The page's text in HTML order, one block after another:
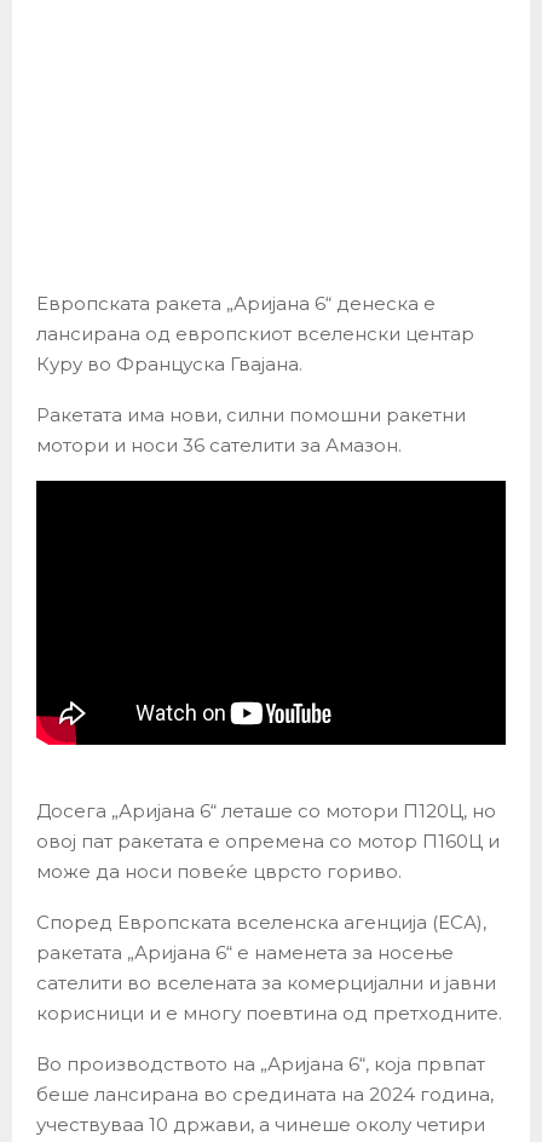
Европската ракета „Аријана 6“ денеска е
лансирана од европскиот вселенски центар
Куру во Француска Гвајана.
Ракетата има нови, силни помошни ракетни
мотори и носи 36 сателити за Амазон.
Досега „Аријана 6“ леташе со мотори П120Ц, но
овој пат ракетата е опремена со мотор П160Ц и
може да носи повеќе цврсто гориво.
Според Европската вселенска агенција (ЕСА),
ракетата „Аријана 6“ е наменета за носење
сателити во вселената за комерцијални и јавни
корисници и е многу поевтина од претходните.
Во производството на „Аријана 6“, која првпат
беше лансирана во средината на 2024 година,
учествуваа 10 држави, а чинеше околу четири